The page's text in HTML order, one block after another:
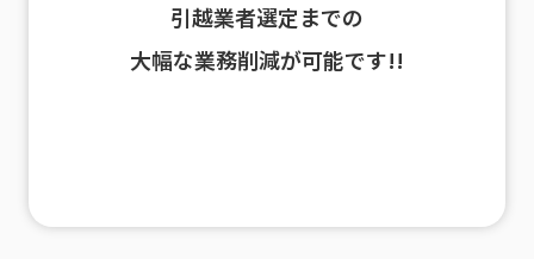
引越業者選定までの
大幅な業務削減が可能です!!